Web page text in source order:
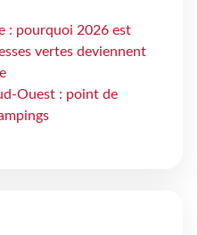
: pourquoi 2026 est
vertes deviennent
Ouest : point de